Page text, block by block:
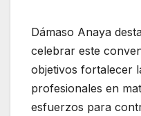
Dámaso Anaya
celebrar este
objetivos fortalecer
profesionales en
esfuerzos para